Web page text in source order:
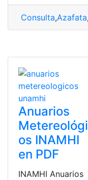
Consulta,Azafata,
Anuarios
os INAMHI
en PDF
INAMHI Anuarios